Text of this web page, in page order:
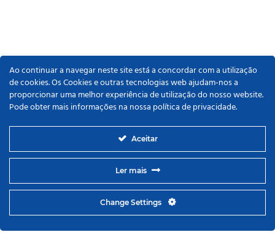
Ao continuar a navegar neste site está a concordar com a utilização
de cookies. Os Cookies e outras tecnologias web ajudam-nos a
proporcionar uma melhor experiência de utilização do nosso website.
Pode obter mais informações na nossa política de privacidade.
Aceitar
Ler mais
Change Settings